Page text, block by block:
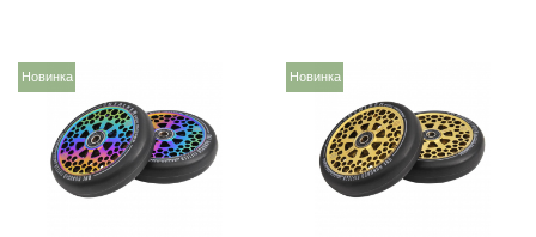
Новинка Новинка